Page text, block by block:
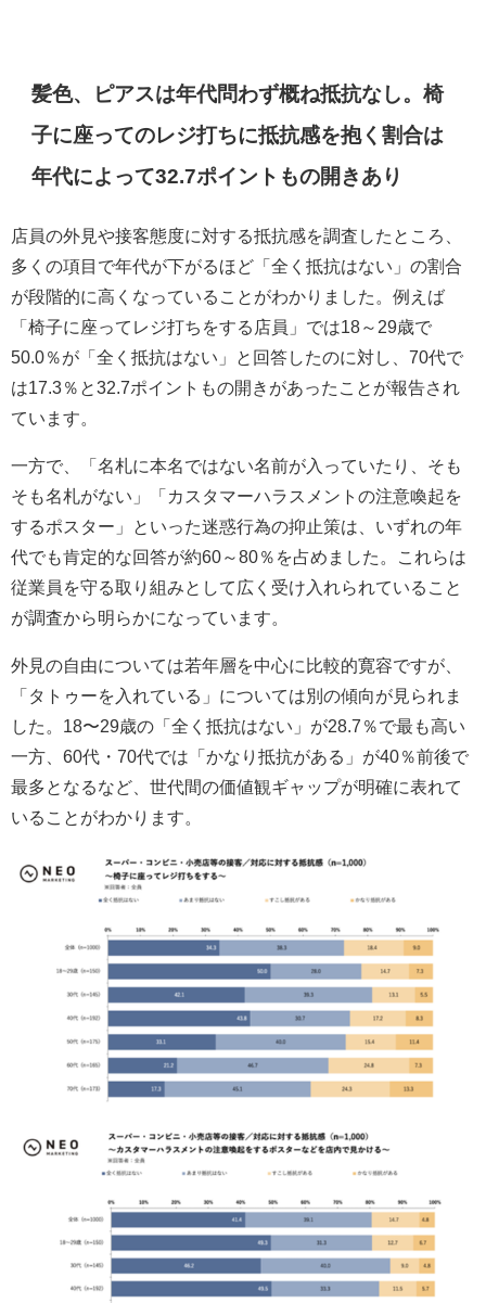
髪色、ピアスは年代問わず概ね抵抗なし。椅
子に座ってのレジ打ちに抵抗感を抱く割合は
年代によって32.7ポイントもの開きあり
店員の外見や接客態度に対する抵抗感を調査したところ、
多くの項目で年代が下がるほど「全く抵抗はない」の割合
が段階的に高くなっていることがわかりました。例えば
「椅子に座ってレジ打ちをする店員」では18～29歳で
50.0％が「全く抵抗はない」と回答したのに対し、70代で
は17.3％と32.7ポイントもの開きがあったことが報告され
ています。
一方で、「名札に本名ではない名前が入っていたり、そも
そも名札がない」「カスタマーハラスメントの注意喚起を
するポスター」といった迷惑行為の抑止策は、いずれの年
代でも肯定的な回答が約60～80％を占めました。これらは
従業員を守る取り組みとして広く受け入れられていること
が調査から明らかになっています。
外見の自由については若年層を中心に比較的寛容ですが、
「タトゥーを入れている」については別の傾向が見られま
した。18〜29歳の「全く抵抗はない」が28.7％で最も高い
一方、60代・70代では「かなり抵抗がある」が40％前後で
最多となるなど、世代間の価値観ギャップが明確に表れて
いることがわかります。